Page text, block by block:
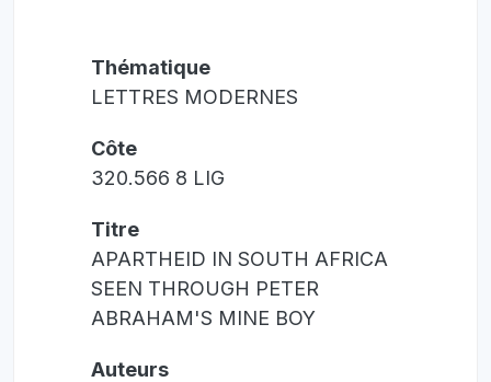
Thématique
LETTRES MODERNES
Côte
320.566 8 LIG
Titre
APARTHEID IN SOUTH AFRICA
SEEN THROUGH PETER
ABRAHAM'S MINE BOY
Auteurs